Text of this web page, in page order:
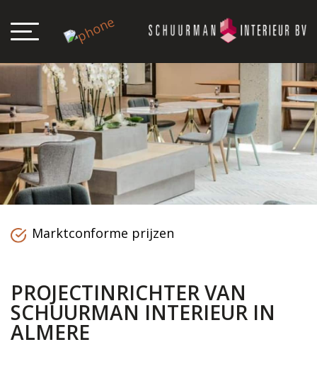
Marktconforme prijzen
PROJECTINRICHTER VAN
SCHUURMAN INTERIEUR IN
ALMERE